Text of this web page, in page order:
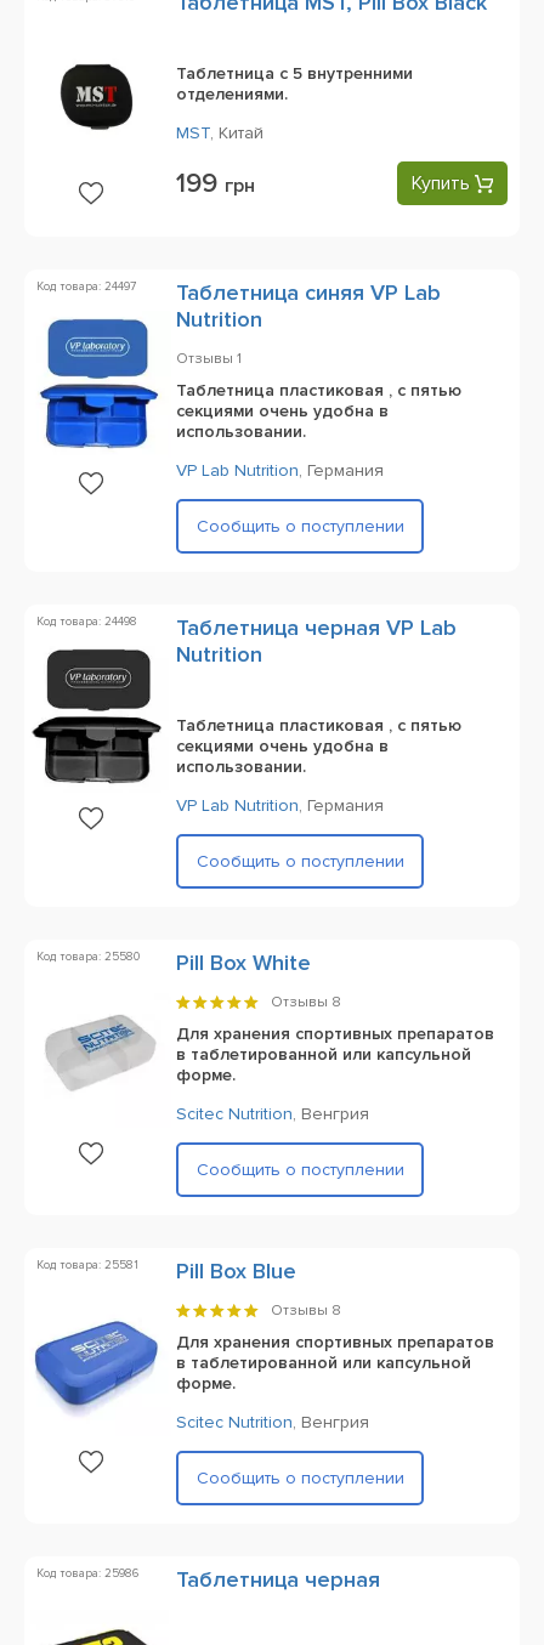
Таблетница с 5 внутренними
отделениями.
MST, Китай
199 грн Купить
Код товара: 24497
Таблетница синяя VP Lab
Nutrition
Отзывы 1
Таблетница пластиковая , с пятью
секциями очень удобна в
использовании.
VP Lab Nutrition, Германия
Сообщить о поступлении
Код товара: 24498
Таблетница черная VP Lab
Nutrition
Таблетница пластиковая , с пятью
секциями очень удобна в
использовании.
VP Lab Nutrition, Германия
Сообщить о поступлении
Код товара: 25580 Pill Box White
Отзывы 8
Для хранения спортивных препаратов
в таблетированной или капсульной
форме.
Scitec Nutrition, Венгрия
Сообщить о поступлении
Код товара: 25581 Pill Box Blue
Отзывы 8
Для хранения спортивных препаратов
в таблетированной или капсульной
форме.
Scitec Nutrition, Венгрия
Сообщить о поступлении
Код товара: 25986 Таблетница черная